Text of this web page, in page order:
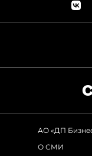
АО «ДП
О СМИ